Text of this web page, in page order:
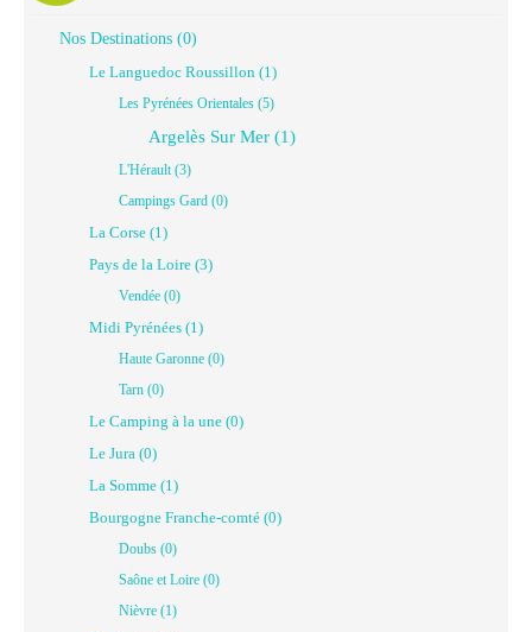
Nos Destinations (0)
Le Languedoc Roussillon (1)
Les Pyrénées Orientales (5)
Argelès Sur Mer (1)
L'Hérault (3)
Campings Gard (0)
La Corse (1)
Pays de la Loire (3)
Vendée (0)
Midi Pyrénées (1)
Haute Garonne (0)
Tarn (0)
Le Camping à la une (0)
Le Jura (0)
La Somme (1)
Bourgogne Franche-comté (0)
Doubs (0)
Saône et Loire (0)
Nièvre (1)